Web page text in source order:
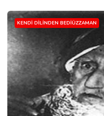
KENDI DILINDEN BEDIÜZZAMAN